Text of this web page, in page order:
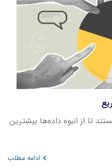
تا از انبوه داده‌ها بیشترین
ادامه مطلب